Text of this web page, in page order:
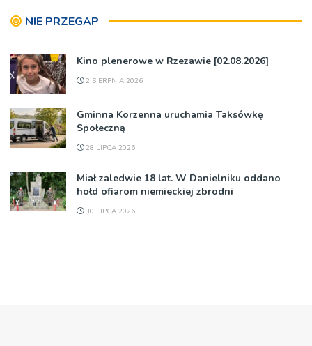
NIE PRZEGAP
Kino plenerowe w Rzezawie [02.08.2026]
2 SIERPNIA 2026
Gminna Korzenna uruchamia Taksówkę
Społeczną
28 LIPCA 2026
Miał zaledwie 18 lat. W Danielniku oddano
hołd ofiarom niemieckiej zbrodni
30 LIPCA 2026